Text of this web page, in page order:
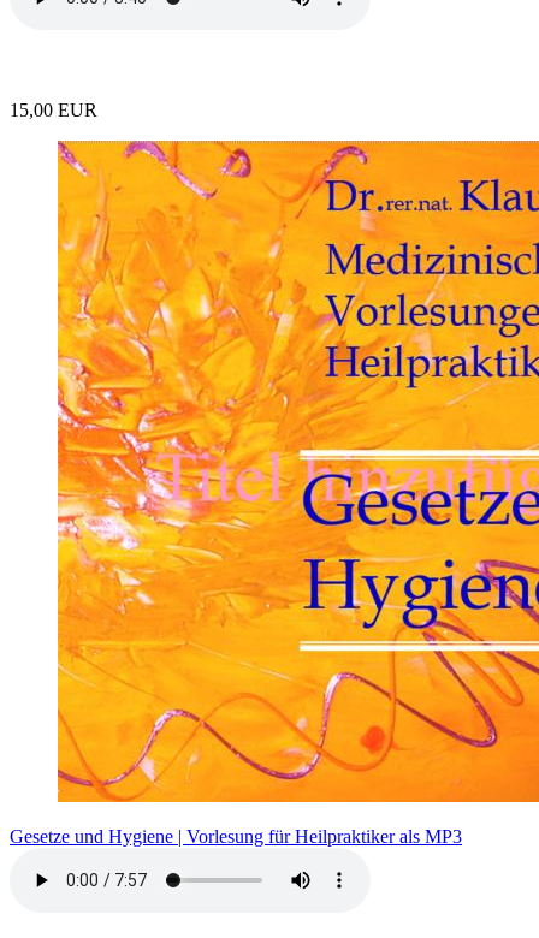
15,00 EUR
Gesetze und Hygiene | Vorlesung für Heilpraktiker als MP3